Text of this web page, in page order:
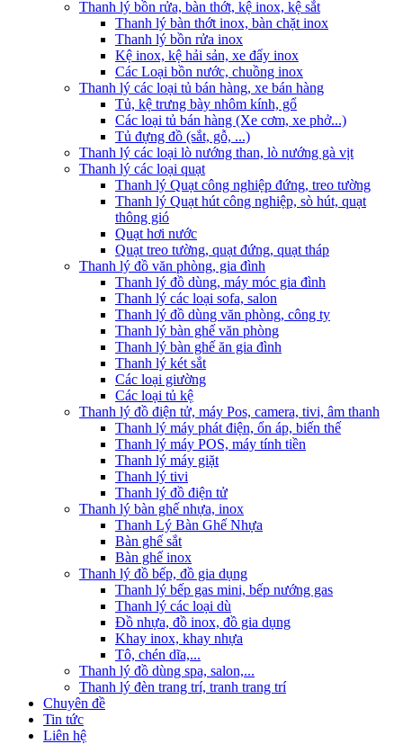
Thanh lý bồn rửa, bàn thớt, kệ inox, kệ sắt
Thanh lý bàn thớt inox, bàn chặt inox
Thanh lý bồn rửa inox
Kệ inox, kệ hải sản, xe đẩy inox
Các Loại bồn nước, chuồng inox
Thanh lý các loại tủ bán hàng, xe bán hàng
Tủ, kệ trưng bày nhôm kính, gổ
Các loại tủ bán hàng (Xe cơm, xe phở...)
Tủ đựng đồ (sắt, gỗ, ...)
Thanh lý các loại lò nướng than, lò nướng gà vịt
Thanh lý các loại quạt
Thanh lý Quạt công nghiệp đứng, treo tường
Thanh lý Quạt hút công nghiệp, sò hút, quạt
thông gió
Quạt hơi nước
Quạt treo tường, quạt đứng, quạt tháp
Thanh lý đồ văn phòng, gia đình
Thanh lý đồ dùng, máy móc gia đình
Thanh lý các loại sofa, salon
Thanh lý đồ dùng văn phòng, công ty
Thanh lý bàn ghế văn phòng
Thanh lý bàn ghế ăn gia đình
Thanh lý két sắt
Các loại giường
Các loại tủ kệ
Thanh lý đồ điện tử, máy Pos, camera, tivi, âm thanh
Thanh lý máy phát điện, ổn áp, biến thế
Thanh lý máy POS, máy tính tiền
Thanh lý máy giặt
Thanh lý tivi
Thanh lý đồ điện tử
Thanh lý bàn ghế nhựa, inox
Thanh Lý Bàn Ghế Nhựa
Bàn ghế sắt
Bàn ghế inox
Thanh lý đồ bếp, đồ gia dụng
Thanh lý bếp gas mini, bếp nướng gas
Thanh lý các loại dù
Đồ nhựa, đồ inox, đồ gia dụng
Khay inox, khay nhựa
Tô, chén dĩa,...
Thanh lý đồ dùng spa, salon,...
Thanh lý đèn trang trí, tranh trang trí
Chuyên đề
Tin tức
Liên hệ